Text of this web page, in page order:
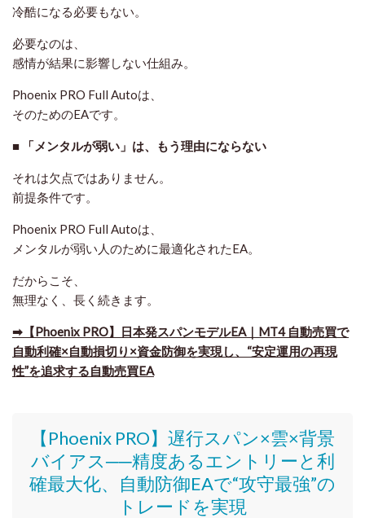
冷酷になる必要もない。
必要なのは、
感情が結果に影響しない仕組み。
Phoenix PRO Full Autoは、
そのためのEAです。
■ 「メンタルが弱い」は、もう理由にならない
それは欠点ではありません。
前提条件です。
Phoenix PRO Full Autoは、
メンタルが弱い人のために最適化されたEA。
だからこそ、
無理なく、長く続きます。
➡【Phoenix PRO】日本発スパンモデルEA｜MT4 自動売買で
自動利確×自動損切り×資金防御を実現し、“安定運用の再現
性”を追求する自動売買EA
【Phoenix PRO】遅行スパン×雲×背景
バイアス──精度あるエントリーと利
確最大化、自動防御EAで“攻守最強”の
トレードを実現